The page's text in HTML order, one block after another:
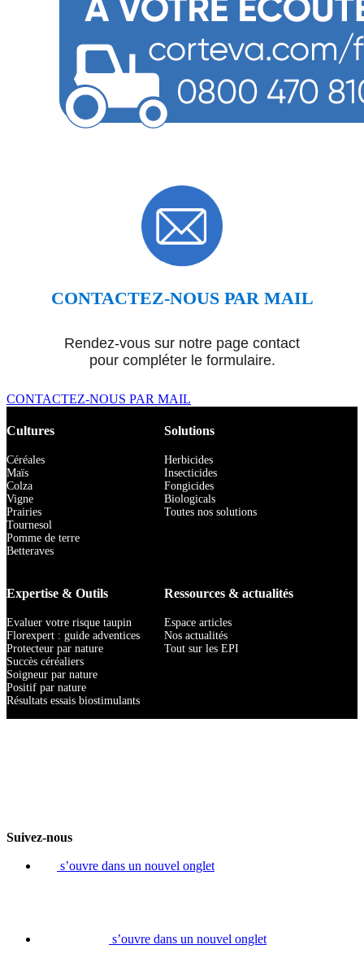
CONTACTEZ-NOUS PAR MAIL
Rendez-vous sur notre page contact
pour compléter le formulaire.
CONTACTEZ-NOUS PAR MAIL
Cultures
Céréales
Maïs
Colza
Vigne
Prairies
Tournesol
Pomme de terre
Betteraves
Solutions
Herbicides
Insecticides
Fongicides
Biologicals
Toutes nos solutions
Expertise & Outils
Evaluer votre risque taupin
Florexpert : guide adventices
Protecteur par nature
Succès céréaliers
Soigneur par nature
Positif par nature
Résultats essais biostimulants
Ressources & actualités
Espace articles
Nos actualités
Tout sur les EPI
Suivez-nous
s’ouvre dans un nouvel onglet
s’ouvre dans un nouvel onglet